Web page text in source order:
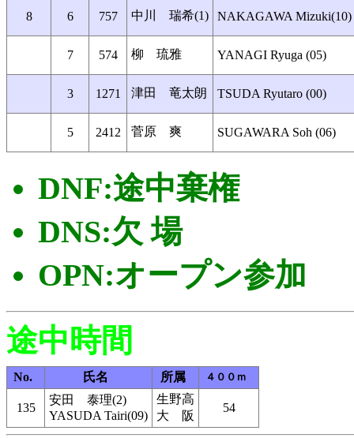
8 6 757 中川 瑞希(1) NAKAGAWA Mizuki(10)
7 574 柳 琉雅 YANAGI Ryuga (05)
3 1271 津田 竜太朗 TSUDA Ryutaro (00)
5 2412 菅原 爽 SUGAWARA Soh (06)
DNF:途中棄権
DNS:欠 場
OPN:オープン参加
途中時間
No. 氏名 所属 ４００ｍ
135
安田 泰理(2)
YASUDA Tairi(09)
生野高
大 阪
54